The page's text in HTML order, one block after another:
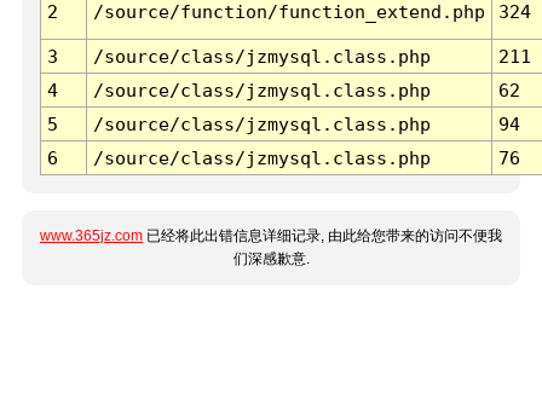
2 /source/function/function_extend.php 324
3 /source/class/jzmysql.class.php
211
4
/source/class/jzmysql.class.php
62
5
/source/class/jzmysql.class.php
94
6
/source/class/jzmysql.class.php 76
www.365jz.com 已经将此出错信息详细记录, 由此给您带来的访问不便我
们深感歉意.